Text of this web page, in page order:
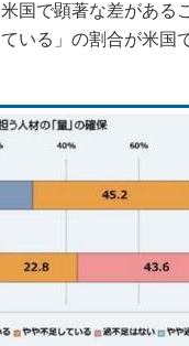
国で顕著な差がある
いる」の割合が米国